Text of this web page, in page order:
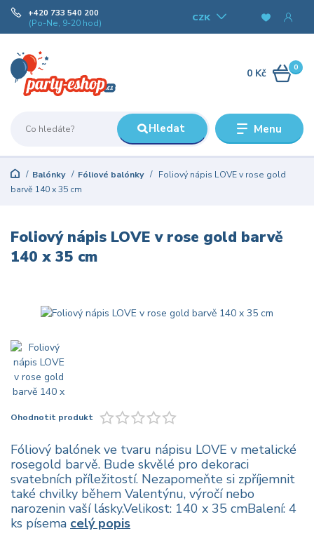
Menu
CZK
Hledat
+420 733 540 200
(Po-Ne, 9-20 hod)
0
0 Kč
Balónky Fóliové balónky
Foliový nápis LOVE v rose gold
barvě 140 x 35 cm
Foliový nápis LOVE v rose gold barvě
140 x 35 cm
Ohodnotit produkt
Fóliový balónek ve tvaru nápisu LOVE v metalické
rosegold barvě. Bude skvělé pro dekoraci
svatebních příležitostí. Nezapomeňte si zpříjemnit
také chvilky během Valentýnu, výročí nebo
narozenin vaší lásky.Velikost: 140 x 35 cmBalení: 4
ks písema celý popis